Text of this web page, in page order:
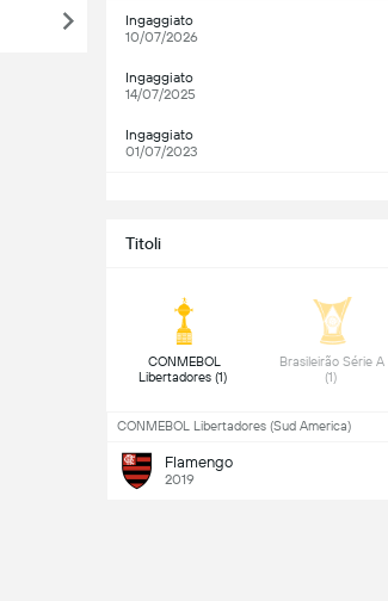
Ingaggiato
10/07/2026
Ingaggiato
14/07/2025
Ingaggiato
01/07/2023
Titoli
CONMEBOL
Libertadores (1)
Brasileirão Série A
(1)
CONMEBOL Libertadores (Sud America)
Flamengo
2019